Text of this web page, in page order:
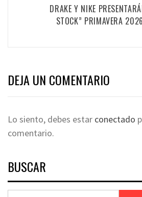
DRAKE Y NIKE
STOCK” PRIMAVERA
DEJA UN COMENTARIO
Lo siento, debes estar conectado
comentario.
BUSCAR